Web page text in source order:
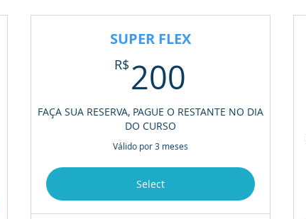
SUPER FLEX
R$ 200
FAÇA SUA RESERVA, PAGUE O RESTANTE NO DIA
DO CURSO
Válido por 3 meses
Select